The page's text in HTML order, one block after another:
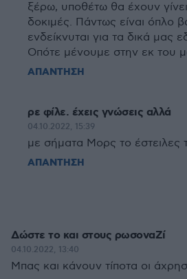
ξέρω, υποθέτω θα έχουν
δοκιμές. Πάντως είναι όπλο
ενδείκνυται για τα δικά μας
Οπότε μένουμε στην εκ του
ΑΠΑΝΤΗΣΗ
ρε φίλε. έχεις γνώσεις αλλά
04.10.2022, 15:39
με σήματα Μορς το έστειλες
ΑΠΑΝΤΗΣΗ
Δώστε το και στους ρωσοναΖί
04.10.2022, 13:40
Μπας και κάνουν τίποτα οι